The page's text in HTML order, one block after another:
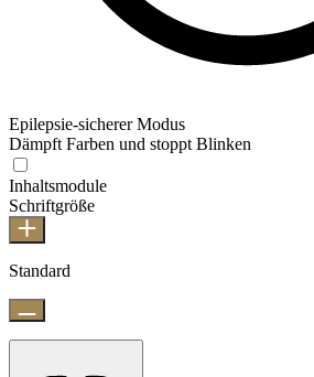
Epilepsie-sicherer Modus
Dämpft Farben und stoppt Blinken
Inhaltsmodule
Schriftgröße
Standard